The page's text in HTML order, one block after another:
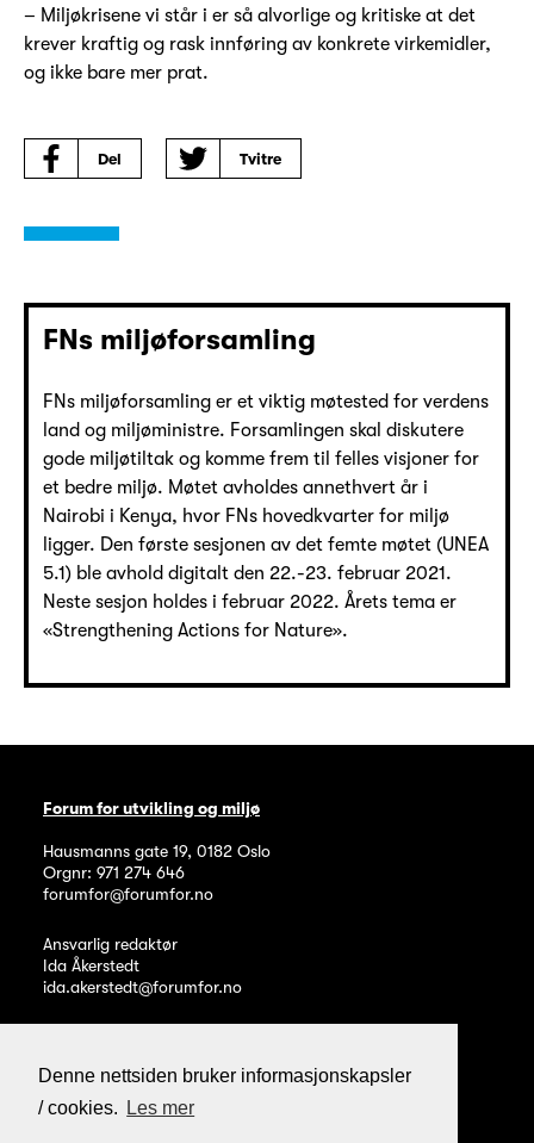
Denne nettsiden bruker informasjonskapsler
/ cookies.
Les mer
– Miljøkrisene vi står i er så alvorlige og kritiske at det
krever kraftig og rask innføring av konkrete virkemidler,
og ikke bare mer prat.
Del Tvitre
FNs miljøforsamling
FNs miljøforsamling er et viktig møtested for verdens
land og miljøministre. Forsamlingen skal diskutere
gode miljøtiltak og komme frem til felles visjoner for
et bedre miljø. Møtet avholdes annethvert år i
Nairobi i Kenya, hvor FNs hovedkvarter for miljø
ligger. Den første sesjonen av det femte møtet (UNEA
5.1) ble avhold digitalt den 22.-23. februar 2021.
Neste sesjon holdes i februar 2022. Årets tema er
«Strengthening Actions for Nature».
Forum for utvikling og miljø
Hausmanns gate 19, 0182 Oslo
Orgnr: 971 274 646
forumfor@forumfor.no
Ansvarlig redaktør
Ida Åkerstedt
ida.akerstedt@forumfor.no